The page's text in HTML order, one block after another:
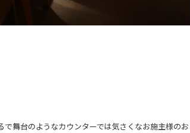
舞台のようなカウンターでは気さくなお施主様のお